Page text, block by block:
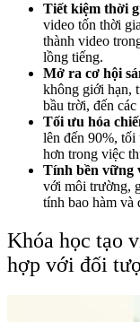
Tiết kiệm thời
video tốn thời
thành video
lồng tiếng.
Mở ra cơ hội
không giới hạn,
bầu trời, đến
Tối ưu hóa
lên đến 90%, tối
hơn trong việc
Tính bền vững
với môi trường,
tính bao hàm và
Khóa học tạo
hợp với đối